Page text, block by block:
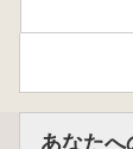
あなたへ